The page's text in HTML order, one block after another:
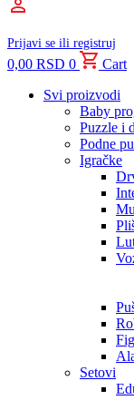
Prijavi se ili registruj
0,00 RSD 0
Cart
Svi proizvodi
Baby
Puzzle i
Podne
Igračke
Setovi